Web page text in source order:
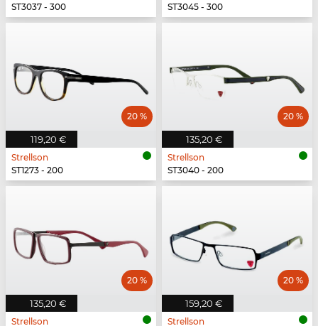
ST3037 - 300
ST3045 - 300
119,20 €
20 %
Strellson
ST1273 - 200
135,20 €
20 %
Strellson
ST3040 - 200
135,20 €
20 %
Strellson
159,20 €
20 %
Strellson